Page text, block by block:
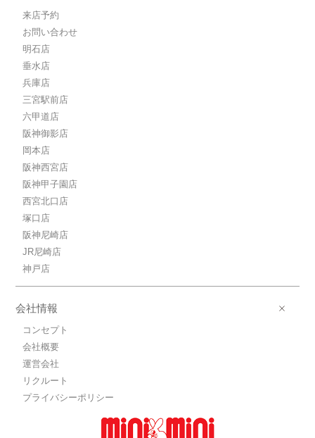
来店予約
お問い合わせ
明石店
垂水店
兵庫店
三宮駅前店
六甲道店
阪神御影店
岡本店
阪神西宮店
阪神甲子園店
西宮北口店
塚口店
阪神尼崎店
JR尼崎店
神戸店
会社情報
コンセプト
会社概要
運営会社
リクルート
プライバシーポリシー